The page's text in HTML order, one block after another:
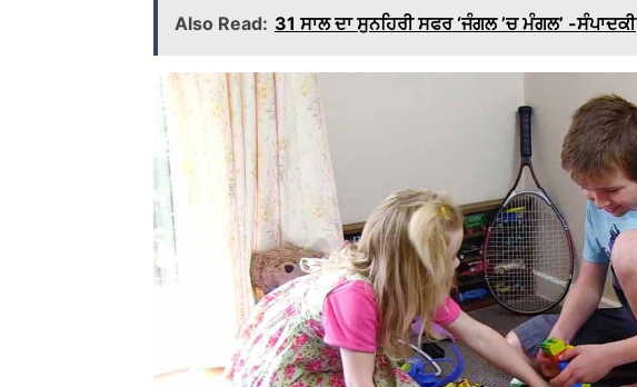
Also Read: 31 ਸਾਲ ਦਾ ਸੁਨਹਿਰੀ ਸਫਰ ‘ਜੰਗਲ ’ਚ ਮੰਗਲ’ -ਸੰਪਾਦਕੀ